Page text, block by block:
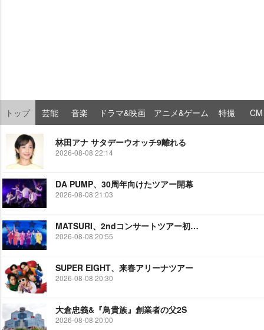
トップ 芸能 音楽 ドラマ&映画 アニメ&ゲーム 特撮 CM
林田アナ サタデーウオッチ9離れる
2026-08-08 22:14
DA PUMP、30周年向けたツアー開幕
2026-08-08 21:03
MATSURI、2ndコンサートツアー初日公演
2026-08-08 20:55
SUPER EIGHT、来春アリーナツアー
2026-08-08 20:30
大倉忠義&『鳥貴族』創業者の父2S
2026-08-08 20:00